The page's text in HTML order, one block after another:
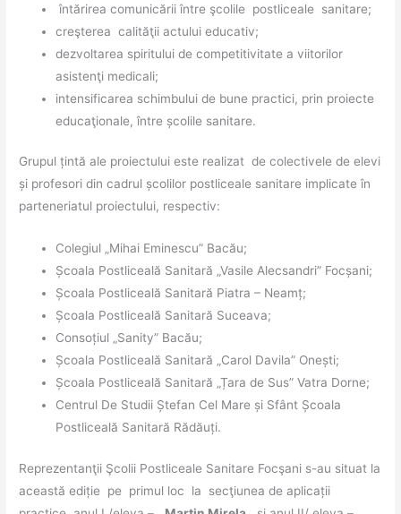
întărirea comunicării între şcolile postliceale sanitare;
creşterea calităţii actului educativ;
dezvoltarea spiritului de competitivitate a viitorilor
asistenţi medicali;
intensificarea schimbului de bune practici, prin proiecte
educaţionale, între școlile sanitare.
Grupul țintă ale proiectului este realizat de colectivele de elevi
și profesori din cadrul școlilor postliceale sanitare implicate în
parteneriatul proiectului, respectiv:
Colegiul „Mihai Eminescu” Bacău;
Școala Postliceală Sanitară „Vasile Alecsandri” Focșani;
Școala Postliceală Sanitară Piatra – Neamț;
Școala Postliceală Sanitară Suceava;
Consoțiul „Sanity” Bacău;
Școala Postliceală Sanitară „Carol Davila” Onești;
Școala Postliceală Sanitară „Țara de Sus” Vatra Dorne;
Centrul De Studii Ștefan Cel Mare și Sfânt Școala
Postliceală Sanitară Rădăuți.
Reprezentanţii Şcolii Postliceale Sanitare Focşani s-au situat la
această ediție pe primul loc la secţiunea de aplicații